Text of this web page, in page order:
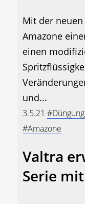
Mit der neuen
Amazone
einen
und...
3.5.21
#Amazone
Valtra
Serie